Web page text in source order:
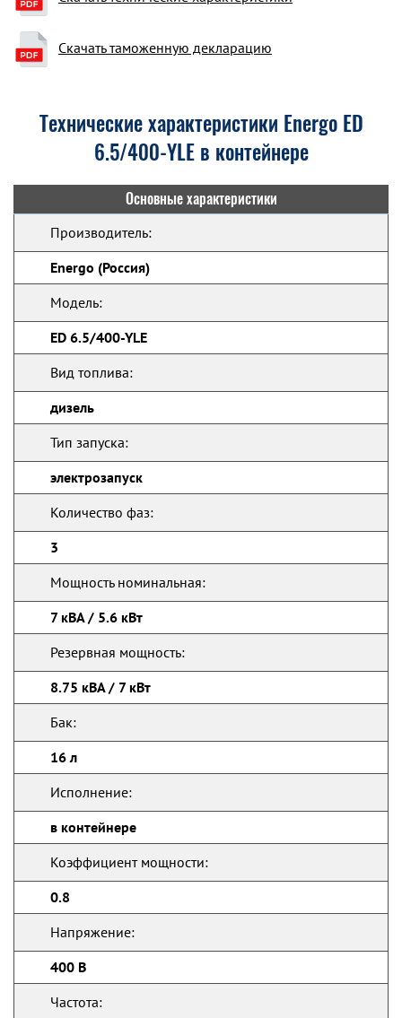
Скачать таможенную декларацию
Технические характеристики Energo ED
6.5/400-YLE в контейнере
Основные характеристики
Производитель:
Energo (Россия)
Модель:
ED 6.5/400-YLE
Вид топлива:
дизель
Тип запуска:
электрозапуск
Количество фаз:
3
Мощность номинальная:
7 кВА / 5.6 кВт
Резервная мощность:
8.75 кВА / 7 кВт
Бак:
16 л
Исполнение:
в контейнере
Коэффициент мощности:
0.8
Напряжение:
400 В
Частота: